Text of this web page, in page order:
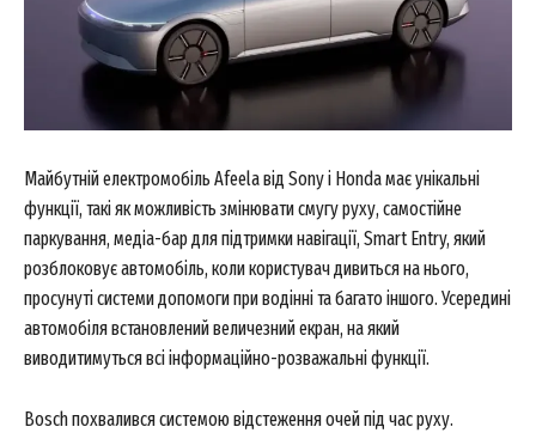
Майбутній електромобіль Afeela від Sony і Honda має унікальні
функції, такі як можливість змінювати смугу руху, самостійне
паркування, медіа-бар для підтримки навігації, Smart Entry, який
розблоковує автомобіль, коли користувач дивиться на нього,
просунуті системи допомоги при водінні та багато іншого. Усередині
автомобіля встановлений величезний екран, на який
виводитимуться всі інформаційно-розважальні функції.
Bosch похвалився системою відстеження очей під час руху.